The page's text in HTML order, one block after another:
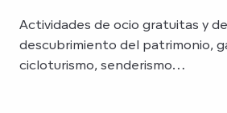
Actividades de ocio gratuitas y
descubrimiento del patrimonio,
cicloturismo, senderismo…